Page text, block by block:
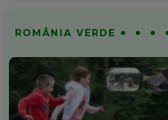
ROMÂNIA VERDE